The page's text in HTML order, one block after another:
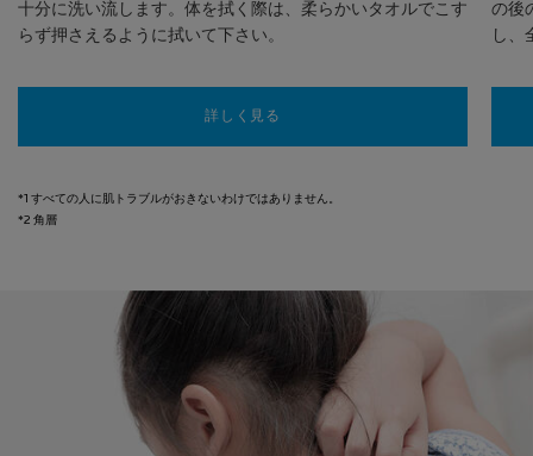
十分に洗い流します。体を拭く際は、柔らかいタオルでこす
らず押さえるように拭いて下さい。
詳しく見る
の後
し、
*1 すべての人に肌トラブルがおきないわけではありません。
*2 角層